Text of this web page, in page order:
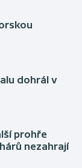
dohrál v
prohře
nezahrají